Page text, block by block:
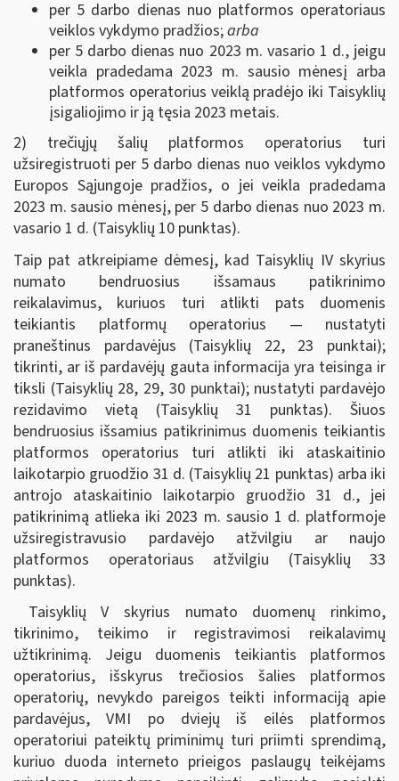
per 5 darbo dienas nuo platformos operatoriaus
veiklos vykdymo pradžios;arba
per 5 darbo dienas nuo 2023 m. vasario 1 d., jeigu
veikla pradedama 2023 m. sausio mėnesį arba
platformos operatorius veiklą pradėjo iki Taisyklių
įsigaliojimo ir ją tęsia 2023 metais.
2) trečiųjų šalių platformos operatorius turi
užsiregistruoti per 5 darbo dienas nuo veiklos vykdymo
Europos Sąjungoje pradžios, o jei veikla pradedama
2023 m. sausio mėnesį, per 5 darbo dienas nuo 2023 m.
vasario 1 d. (Taisyklių 10 punktas).
Taip pat atkreipiame dėmesį, kad Taisyklių IV skyrius
numato bendruosius išsamaus patikrinimo
reikalavimus, kuriuos turi atlikti pats duomenis
teikiantis platformų operatorius — nustatyti
praneštinus pardavėjus (Taisyklių 22, 23 punktai);
tikrinti, ar iš pardavėjų gauta informacija yra teisinga ir
tiksli (Taisyklių 28, 29, 30 punktai); nustatyti pardavėjo
rezidavimo vietą (Taisyklių 31 punktas). Šiuos
bendruosius išsamius patikrinimus duomenis teikiantis
platformos operatorius turi atlikti iki ataskaitinio
laikotarpio gruodžio 31 d. (Taisyklių 21 punktas) arba iki
antrojo ataskaitinio laikotarpio gruodžio 31 d., jei
patikrinimą atlieka iki 2023 m. sausio 1 d. platformoje
užsiregistravusio pardavėjo atžvilgiu ar naujo
platformos operatoriaus atžvilgiu (Taisyklių 33
punktas).
Taisyklių V skyrius numato duomenų rinkimo,
tikrinimo, teikimo ir registravimosi reikalavimų
užtikrinimą. Jeigu duomenis teikiantis platformos
operatorius, išskyrus trečiosios šalies platformos
operatorių, nevykdo pareigos teikti informaciją apie
pardavėjus, VMI po dviejų iš eilės platformos
operatoriui pateiktų priminimų turi priimti sprendimą,
kuriuo duoda interneto prieigos paslaugų teikėjams